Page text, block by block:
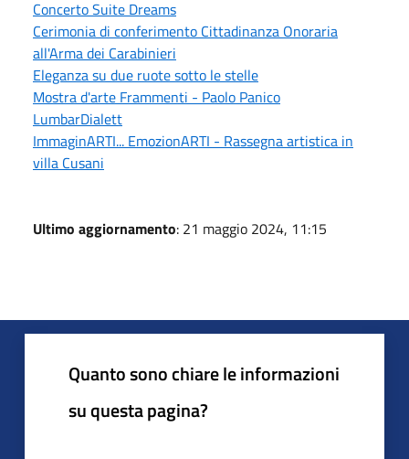
Concerto Suite Dreams
Cerimonia di conferimento Cittadinanza Onoraria
all'Arma dei Carabinieri
Eleganza su due ruote sotto le stelle
Mostra d'arte Frammenti - Paolo Panico
LumbarDialett
ImmaginARTI... EmozionARTI - Rassegna artistica in
villa Cusani
Ultimo aggiornamento: 21 maggio 2024, 11:15
Quanto sono chiare le informazioni
su questa pagina?